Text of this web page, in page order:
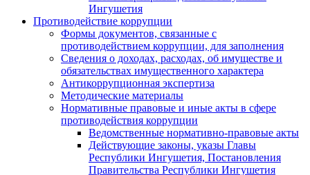
Ингушетия
Противодействие коррупции
Формы документов, связанные с
противодействием коррупции, для заполнения
Сведения о доходах, расходах, об имуществе и
обязательствах имущественного характера
Антикоррупционная экспертиза
Методические материалы
Нормативные правовые и иные акты в сфере
противодействия коррупции
Ведомственные нормативно-правовые акты
Действующие законы, указы Главы
Республики Ингушетия, Постановления
Правительства Республики Ингушетия